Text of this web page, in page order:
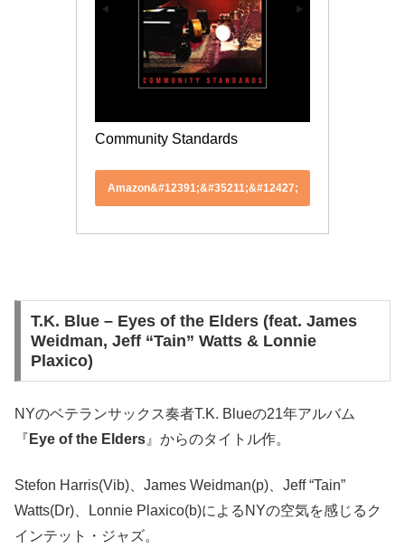
Community Standards
Amazon&#12391;&#35211;&#12427;
T.K. Blue – Eyes of the Elders (feat. James
Weidman, Jeff “Tain” Watts & Lonnie
Plaxico)
NYのベテランサックス奏者T.K. Blueの21年アルバム
『 Eye of the Elders 』からのタイトル作。
Stefon Harris(Vib)、James Weidman(p)、Jeff “Tain”
Watts(Dr)、Lonnie Plaxico(b)によるNYの空気を感じるク
インテット・ジャズ。